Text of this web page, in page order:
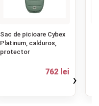
Sac de picioare Cybex
Platinum, calduros,
protector
762 lei ›